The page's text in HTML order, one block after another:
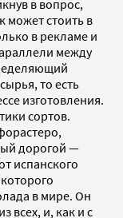
в вопрос,
может стоить в
в рекламе и
между
то есть
изготовления.
сортов.
дорогой —
испанского
в мире. Он
всех, и, как и с